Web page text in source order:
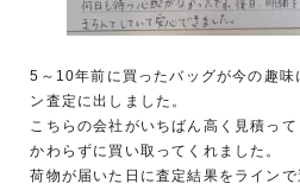
5～10年前に買ったバッグが今の趣味
ン査定に出しました。
こちらの会社がいちばん高く見積っ
かわらずに買い取ってくれました。
荷物が届いた日に査定結果をライン